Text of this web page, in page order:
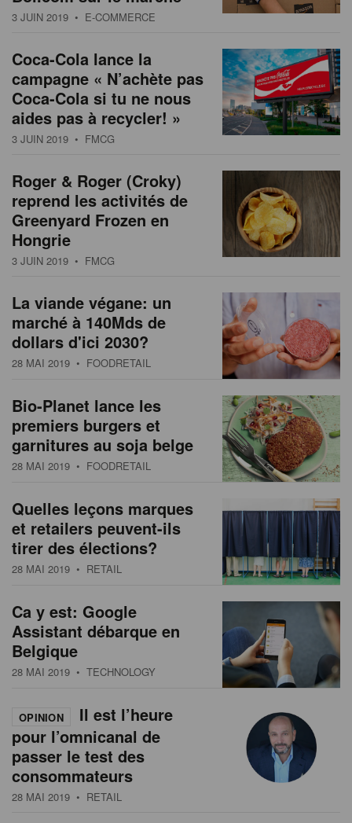
3 JUIN 2019 • E-COMMERCE
Coca-Cola lance la
campagne « N’achète pas
Coca-Cola si tu ne nous
aides pas à recycler! »
3 JUIN 2019 • FMCG
Roger & Roger (Croky)
reprend les activités de
Greenyard Frozen en
Hongrie
3 JUIN 2019 • FMCG
La viande végane: un
marché à 140Mds de
dollars d'ici 2030?
28 MAI 2019 • FOODRETAIL
Bio-Planet lance les
premiers burgers et
garnitures au soja belge
28 MAI 2019 • FOODRETAIL
Quelles leçons marques
et retailers peuvent-ils
tirer des élections?
28 MAI 2019 • RETAIL
Ca y est: Google
Assistant débarque en
Belgique
28 MAI 2019 • TECHNOLOGY
OPINION
Il est l’heure
pour l’omnicanal de
passer le test des
consommateurs
28 MAI 2019 • RETAIL